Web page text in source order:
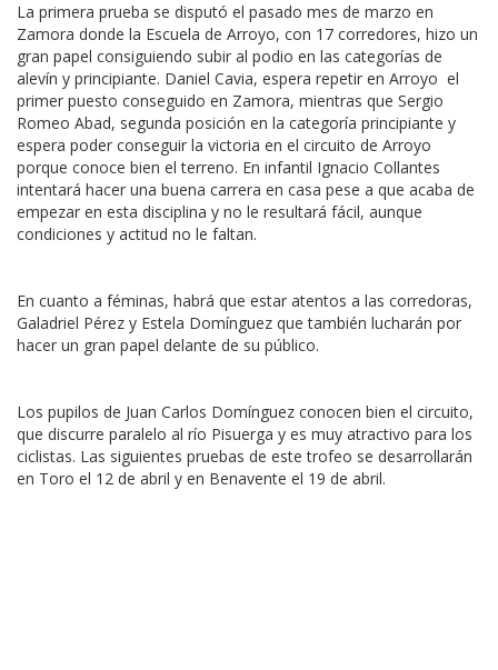
La primera prueba se disputó el pasado mes de marzo en
Zamora donde la Escuela de Arroyo, con 17 corredores, hizo un
gran papel consiguiendo subir al podio en las categorías de
alevín y principiante. Daniel Cavia, espera repetir en Arroyo el
primer puesto conseguido en Zamora, mientras que Sergio
Romeo Abad, segunda posición en la categoría principiante y
espera poder conseguir la victoria en el circuito de Arroyo
porque conoce bien el terreno. En infantil Ignacio Collantes
intentará hacer una buena carrera en casa pese a que acaba de
empezar en esta disciplina y no le resultará fácil, aunque
condiciones y actitud no le faltan.
En cuanto a féminas, habrá que estar atentos a las corredoras,
Galadriel Pérez y Estela Domínguez que también lucharán por
hacer un gran papel delante de su público.
Los pupilos de Juan Carlos Domínguez conocen bien el circuito,
que discurre paralelo al río Pisuerga y es muy atractivo para los
ciclistas. Las siguientes pruebas de este trofeo se desarrollarán
en Toro el 12 de abril y en Benavente el 19 de abril.